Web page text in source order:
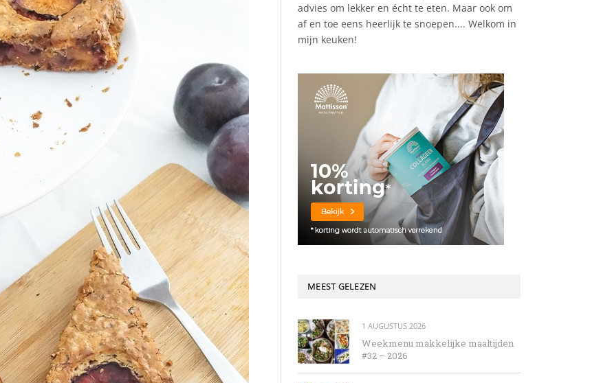
advies om lekker en écht te eten. Maar ook om
af en toe eens heerlijk te snoepen.... Welkom in
mijn keuken!
MEEST GELEZEN
1 AUGUSTUS 2026
Weekmenu makkelijke maaltijden
#32 – 2026